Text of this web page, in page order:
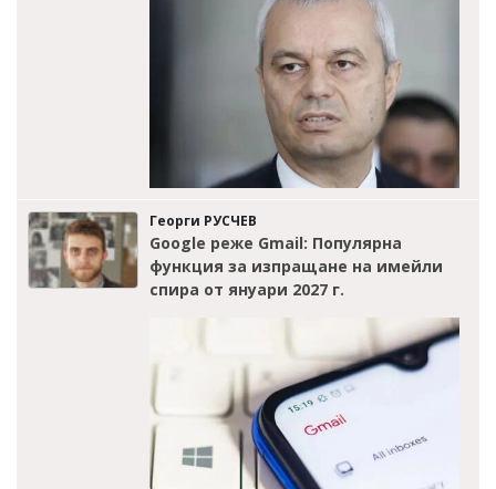
Георги РУСЧЕВ
Google реже Gmail: Популярна
функция за изпращане на имейли
спира от януари 2027 г.